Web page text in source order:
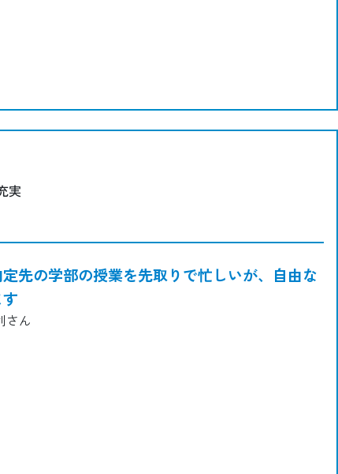
実
先の学部の授業を先取りで忙しいが、自由な
さん